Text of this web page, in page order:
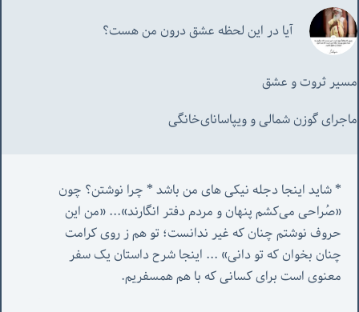
آیا در این لحظه عشق درون من هست؟
مسیر ثروت و عشق
ماجرای گوزن شمالی و‌ ویپاسانای‌خانگی
«صُراحی می‌کشم پنهان‌ و مردم‌ دفتر انگارند»... «
چنان بخوان که تو دانی» ...
معنوی است برای کسانی که با هم همسفریم.